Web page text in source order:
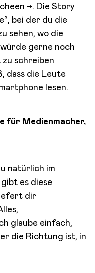
. Die Story
bei der du die
sehen, wo die
gerne noch
zu schreiben
dass die Leute
lesen.
für Medienmacher,
natürlich im
es diese
dir
glaube einfach,
die Richtung ist, in